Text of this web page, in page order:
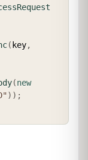
( key,
(new
) ) ;